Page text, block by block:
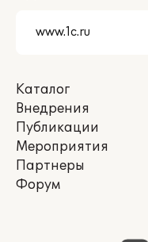
Каталог
Внедрения
Публикации
Мероприятия
Партнеры
Форум